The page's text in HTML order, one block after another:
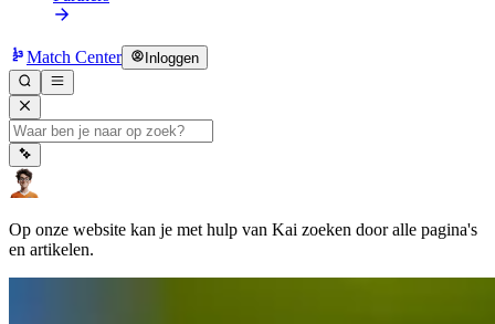
Match Center Inloggen
Op onze website kan je met hulp van Kai zoeken door alle pagina's
en artikelen.